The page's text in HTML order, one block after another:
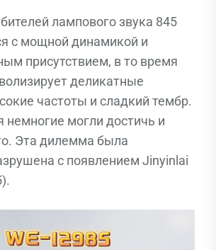
лампового звука 845
с мощной динамикой и
присутствием, в то время
деликатные
частоты и сладкий тембр.
немногие могли достичь и
Эта дилемма была
с появлением Jinyinlai